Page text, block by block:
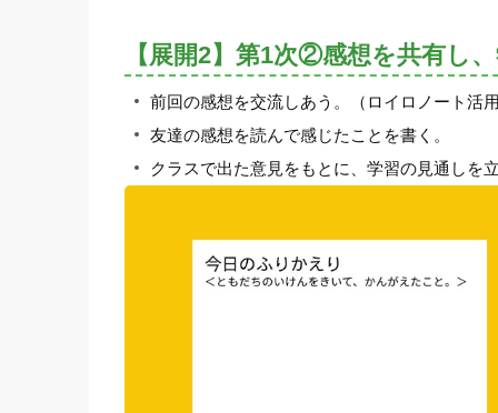
【展開2】第1次②感想を共有し
前回の感想を交流しあう。（ロイロノート活
友達の感想を読んで感じたことを書く。
クラスで出た意見をもとに、学習の見通しを